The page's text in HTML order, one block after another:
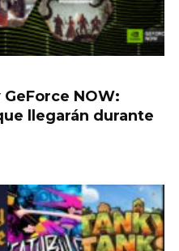
NOW:
llegarán durante